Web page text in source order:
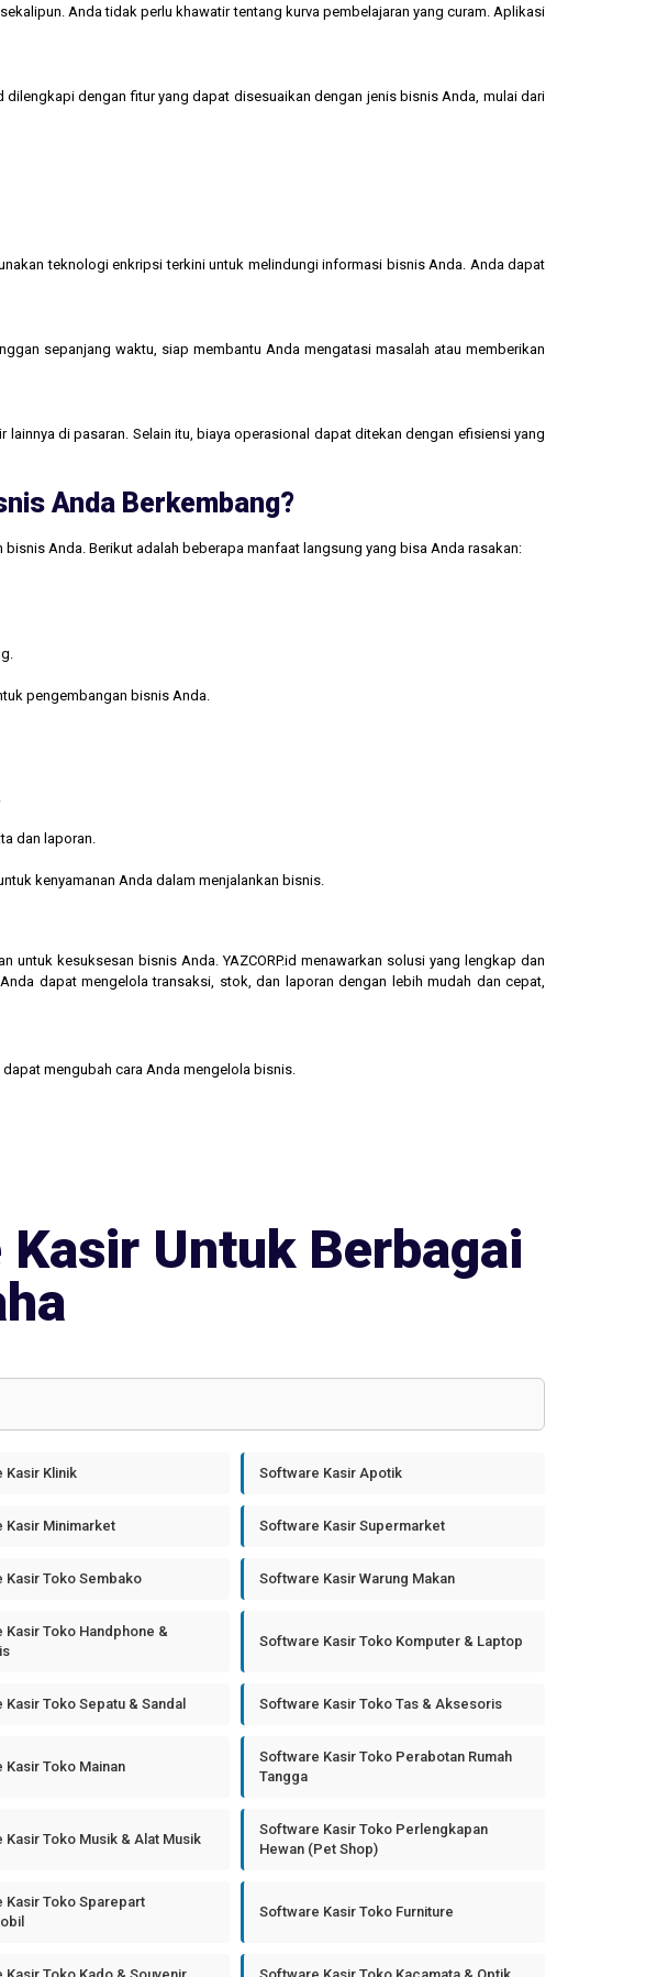
Anda tidak perlu khawatir tentang kurva pembelajaran yang curam. Aplikasi
dengan fitur yang dapat disesuaikan dengan jenis bisnis Anda, mulai dari
teknologi enkripsi terkini untuk melindungi informasi bisnis Anda. Anda dapat
sepanjang waktu, siap membantu Anda mengatasi masalah atau memberikan
di pasaran. Selain itu, biaya operasional dapat ditekan dengan efisiensi yang
Anda Berkembang?
Anda. Berikut adalah beberapa manfaat langsung yang bisa Anda rasakan:
pengembangan bisnis Anda.
dan laporan.
kenyamanan Anda dalam menjalankan bisnis.
kesuksesan bisnis Anda. YAZCORP.id menawarkan solusi yang lengkap dan
dapat mengelola transaksi, stok, dan laporan dengan lebih mudah dan cepat,
mengubah cara Anda mengelola bisnis.
Untuk Berbagai
Kasir Klinik Software Kasir Apotik
Kasir Minimarket Software Kasir Supermarket
Kasir Toko Sembako Software Kasir Warung Makan
Kasir Toko Handphone &
Software Kasir Toko Komputer & Laptop
Toko Sepatu & Sandal Software Kasir Toko Tas & Aksesoris
Kasir Toko Mainan
Software Kasir Toko Perabotan Rumah
Tangga
Kasir Toko Musik & Alat Musik
Software Kasir Toko Perlengkapan
Hewan (Pet Shop)
Kasir Toko Sparepart
Software Kasir Toko Furniture